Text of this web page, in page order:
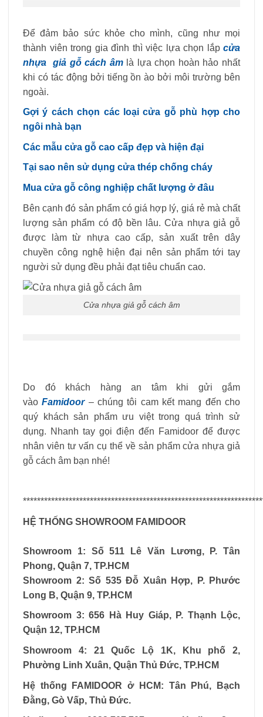
Để đảm bảo sức khỏe cho mình, cũng như mọi
thành viên trong gia đình thì việc lựa chọn lắp cửa
nhựa giả gỗ cách âmlà lựa chọn hoàn hảo nhất
khi có tác động bởi tiếng ồn ào bởi môi trường bên
ngoài.
Gợi ý cách chọn các loại cửa gỗ phù hợp cho
ngôi nhà bạn
Các mẫu cửa gỗ cao cấp đẹp và hiện đại
Tại sao nên sử dụng cửa thép chống cháy
Mua cửa gỗ công nghiệp chất lượng ở đâu
Bên cạnh đó sản phẩm có giá hợp lý, giá rẻ mà chất
lượng sản phẩm có độ bền lâu. Cửa nhựa giả gỗ
được làm từ nhựa cao cấp, sản xuất trên dây
chuyền công nghệ hiện đại nên sản phẩm tới tay
người sử dụng đều phải đạt tiêu chuẩn cao.
Cửa nhựa giả gỗ cách âm
Do đó khách hàng an tâm khi gửi gắm
vàoFamidoor– chúng tôi cam kết mang đến cho
quý khách sản phẩm ưu việt trong quá trình sử
dụng. Nhanh tay gọi điện đến Famidoor để được
nhân viên tư vấn cụ thể về sản phẩm cửa nhựa giả
gỗ cách âm bạn nhé!
HỆ THỐNG SHOWROOM FAMIDOOR
Showroom 1: Số 511 Lê Văn Lương, P. Tân
Phong, Quận 7, TP.HCM
Showroom 2: Số 535 Đỗ Xuân Hợp, P. Phước
Long B, Quận 9, TP.HCM
Showroom 3: 656 Hà Huy Giáp, P. Thạnh Lộc,
Quận 12, TP.HCM
Showroom 4: 21 Quốc Lộ 1K, Khu phố 2,
Phường Linh Xuân, Quận Thủ Đức, TP.HCM
Hệ thống FAMIDOOR ở HCM: Tân Phú, Bạch
Đằng, Gò Vấp, Thủ Đức.